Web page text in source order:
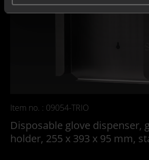
Item no. : 09054-TRIO
Disposable glove dispenser,
holder, 255 x 393 x 95 mm,